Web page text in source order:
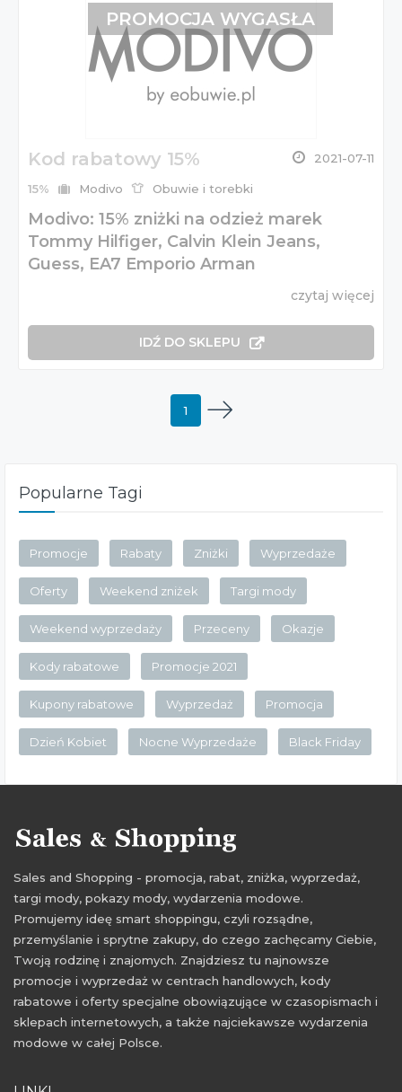
Kod rabatowy 15% 2021-07-11
15% Modivo Obuwie i torebki
Modivo: 15% zniżki na odzież marek
Tommy Hilfiger, Calvin Klein Jeans,
Guess, EA7 Emporio Arman
czytaj więcej
IDŹ DO SKLEPU
PROMOCJA WYGASŁA
1
Popularne Tagi
Promocje Rabaty Zniżki Wyprzedaże
Oferty Weekend zniżek Targi mody
Weekend wyprzedaży Przeceny Okazje
Kody rabatowe Promocje 2021
Kupony rabatowe Wyprzedaż Promocja
Dzień Kobiet Nocne Wyprzedaże Black Friday
Sales and Shopping - promocja, rabat, zniżka, wyprzedaż,
targi mody, pokazy mody, wydarzenia modowe.
Promujemy ideę smart shoppingu, czyli rozsądne,
przemyślanie i sprytne zakupy, do czego zachęcamy Ciebie,
Twoją rodzinę i znajomych. Znajdziesz tu najnowsze
promocje i wyprzedaż w centrach handlowych, kody
rabatowe i oferty specjalne obowiązujące w czasopismach i
sklepach internetowych, a także najciekawsze wydarzenia
modowe w całej Polsce.